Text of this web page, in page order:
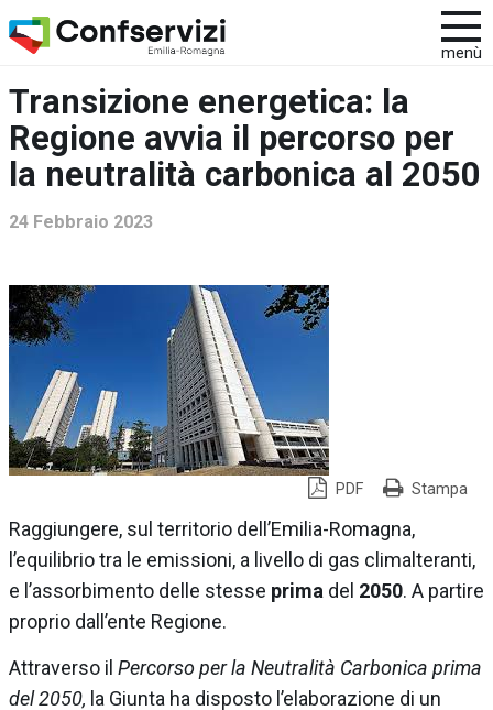
menù
Transizione energetica: la
Regione avvia il percorso per
la neutralità carbonica al 2050
24 Febbraio 2023
PDF Stampa
Raggiungere, sul territorio dell’Emilia-Romagna,
l’equilibrio tra le emissioni, a livello di gas climalteranti,
e l’assorbimento delle stesse prima del 2050. A partire
proprio dall’ente Regione.
Attraverso il Percorso per la Neutralità Carbonica prima
del 2050, la Giunta ha disposto l’elaborazione di un